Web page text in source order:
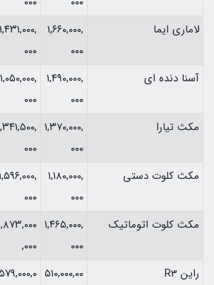
لاماری ایما
۱,۶۶۰,۰۰۰,
۰۰۰
۱,۴۳۱,۰۰۰,
۰۰۰
آسنا دنده ای
۱,۴۹۰,۰۰۰,
۰۰۰
۱,۰۵۰,۰۰۰,
۰۰۰
مکث تیارا
۱,۳۷۰,۰۰۰,
۰۰۰
۰۰۰
مکث کلوت دستی
۱,۱۸۰,۰۰۰,
۰۰۰
۰۰۰
مکث کلوت اتوماتیک
۱,۴۶۵,۰۰۰,
۰۰۰
,۰۰۰
راین R3
۵۱۰,۰۰۰,۰۰